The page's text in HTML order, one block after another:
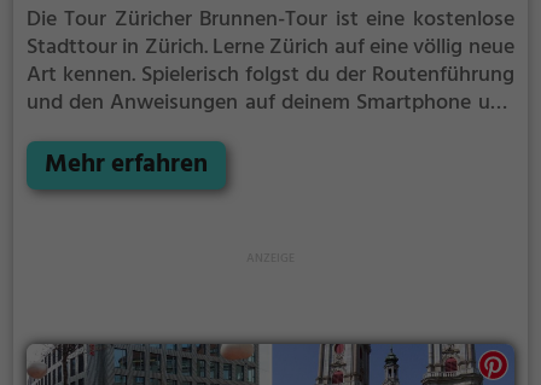
Die Tour Züricher Brunnen-Tour ist eine kostenlose
Stadttour in Zürich. Lerne Zürich auf eine völlig neue
Art kennen. Spielerisch folgst du der Routenführung
und den Anweisungen auf deinem Smartphone und
Mehr erfahren